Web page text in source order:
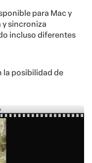
para Mac y
y sincroniza
incluso diferentes
la posibilidad de